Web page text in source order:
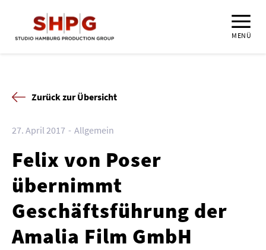
MENÜ
Zurück zur Übersicht
27. April 2017 Allgemein
Felix von Poser
übernimmt
Geschäftsführung der
Amalia Film GmbH